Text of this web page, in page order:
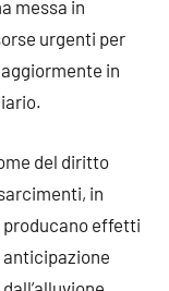
messa in
urgenti per
in
del diritto
in
producano effetti
anticipazione